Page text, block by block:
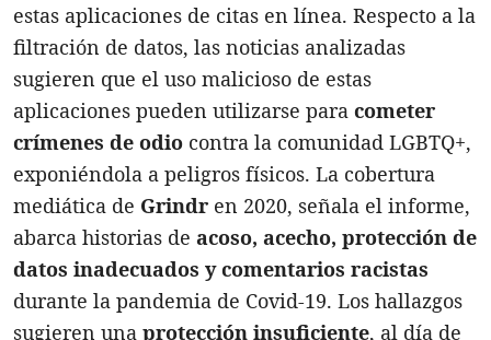
estas aplicaciones de citas en línea. Respecto a la
filtración de datos, las noticias analizadas
sugieren que el uso malicioso de estas
aplicaciones pueden utilizarse para cometer
crímenes de odio contra la comunidad LGBTQ+,
exponiéndola a peligros físicos. La cobertura
mediática de Grindr en 2020, señala el informe,
abarca historias de acoso, acecho, protección de
datos inadecuados y comentarios racistas
durante la pandemia de Covid-19. Los hallazgos
sugieren una protección insuficiente, al día de